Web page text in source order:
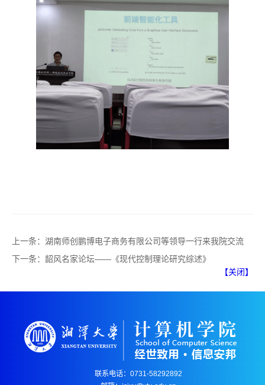
上一条： 湖南师创鹏博电子商务有限公司等领导一行来我院交流
下一条： 韶风名家论坛——《现代控制理论研究综述》
【关闭】
联系电话：0731-58292892